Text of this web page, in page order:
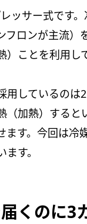
ッサー式です
ロンが主流
ことを利用し
しているのは
加熱）すると
す。今回は冷
す。
くのに3